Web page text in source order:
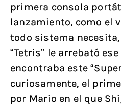
primera consola
lanzamiento, como el
todo sistema
“Tetris” le arrebató
encontraba este
curiosamente, el
por Mario en el que